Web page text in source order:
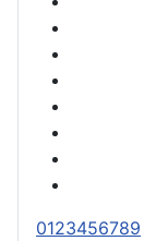
0123456789